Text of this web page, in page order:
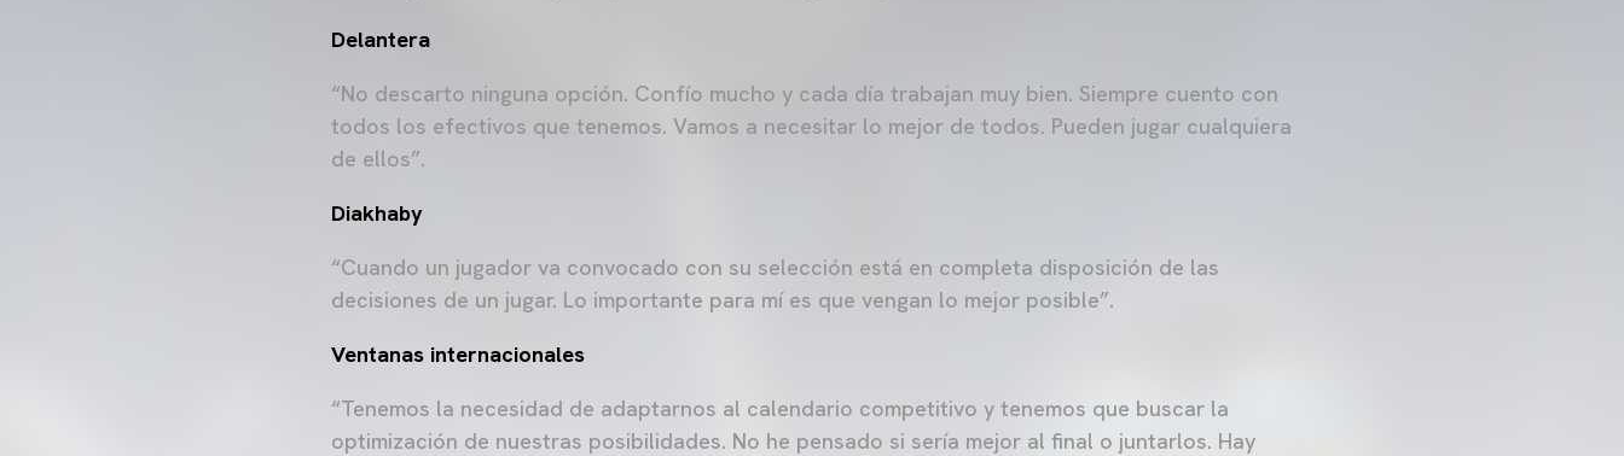
Delantera
“No descarto ninguna opción. Confío mucho y cada día trabajan muy bien. Siempre cuento con
todos los efectivos que tenemos. Vamos a necesitar lo mejor de todos. Pueden jugar cualquiera
de ellos”.
Diakhaby
“Cuando un jugador va convocado con su selección está en completa disposición de las
decisiones de un jugar. Lo importante para mí es que vengan lo mejor posible”.
Ventanas internacionales
“Tenemos la necesidad de adaptarnos al calendario competitivo y tenemos que buscar la
optimización de nuestras posibilidades. No he pensado si sería mejor al final o juntarlos. Hay